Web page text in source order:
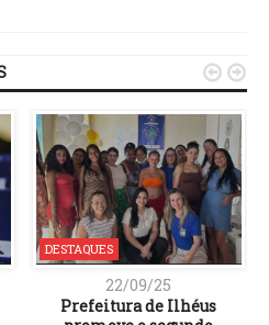
DESTAQUES
22/09/25
Prefeitura de Ilhéus
 